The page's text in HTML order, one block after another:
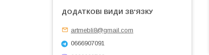
artmebli8@gmail.com
0666907091